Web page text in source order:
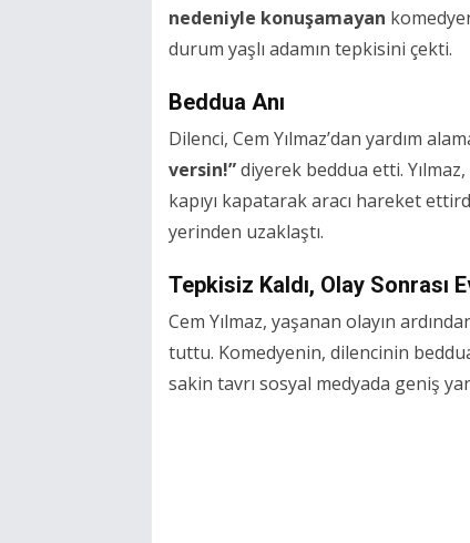
nedeniyle konuşamayan
durum yaşlı adamın tepkisini çekti.
Beddua Anı
Dilenci, Cem Yılmaz’dan yardım
versin!”diyerek beddua etti.
kapıyı kapatarak aracı hareket
yerinden uzaklaştı.
Tepkisiz Kaldı, Olay Sonrası
Cem Yılmaz, yaşanan olayın
tuttu. Komedyenin, dilencinin
sakin tavrı sosyal medyada geniş